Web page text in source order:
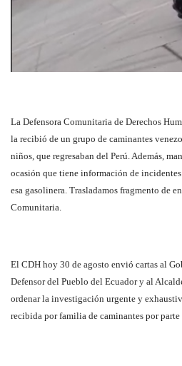
La Defensora Comunitaria de Derechos
la recibió de un grupo de caminantes
niños, que regresaban del Perú. Además,
ocasión que tiene información de
esa gasolinera. Trasladamos fragmento de
Comunitaria.
El CDH hoy 30 de agosto envió cartas al
Defensor del Pueblo del Ecuador y al
ordenar la investigación urgente y
recibida por familia de caminantes por parte